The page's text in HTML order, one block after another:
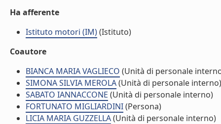
Ha afferente
Istituto motori (IM)(Istituto)
Coautore
BIANCA MARIA VAGLIECO (Unità di personale
SIMONA SILVIA MEROLA(Unità di personale interno)
SABATO IANNACCONE (Unità di personale interno)
FORTUNATO MIGLIARDINI(Persona)
LICIA MARIA GUZZELLA(Unità di personale interno)